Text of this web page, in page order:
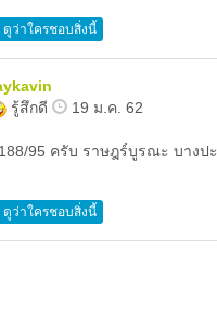
ดูว่าใครชอบสิ่งนี้
รู้สึกดี
19 ม.ค. 62
95 ครับ ราษฎร์บูรณะ บางป
ดูว่าใครชอบสิ่งนี้